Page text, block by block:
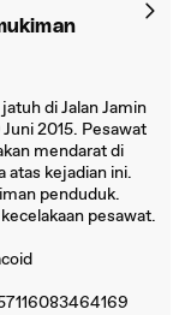
di Jalan Jamin
2015. Pesawat
mendarat di
atas kejadian ini.
penduduk.
pesawat.